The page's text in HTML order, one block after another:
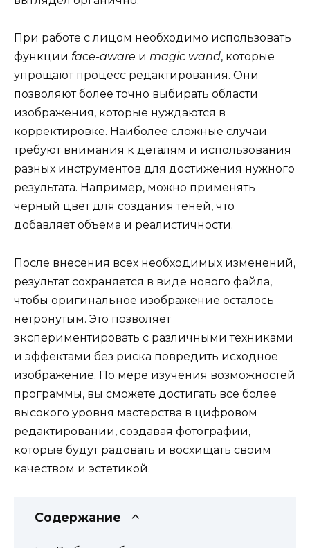
При работе с лицом необходимо использовать
функции face-aware и magic wand, которые
упрощают процесс редактирования. Они
позволяют более точно выбирать области
изображения, которые нуждаются в
корректировке. Наиболее сложные случаи
требуют внимания к деталям и использования
разных инструментов для достижения нужного
результата. Например, можно применять
черный цвет для создания теней, что
добавляет объема и реалистичности.
После внесения всех необходимых изменений,
результат сохраняется в виде нового файла,
чтобы оригинальное изображение осталось
нетронутым. Это позволяет
экспериментировать с различными техниками
и эффектами без риска повредить исходное
изображение. По мере изучения возможностей
программы, вы сможете достигать все более
высокого уровня мастерства в цифровом
редактировании, создавая фотографии,
которые будут радовать и восхищать своим
качеством и эстетикой.
Содержание